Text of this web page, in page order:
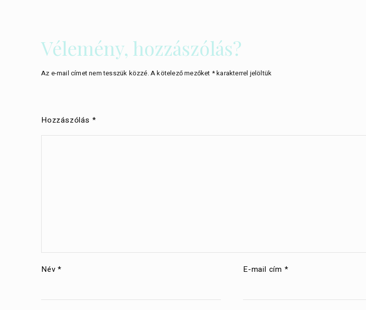
Vélemény, hozzászólás?
Az e-mail címet nem tesszük közzé.A kötelező mezőket *karakterrel jelöltük
Hozzászólás *
Név* E-mail cím *